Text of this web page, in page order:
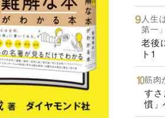
人生
第一
老後
ト1
筋肉
すさ
慣」